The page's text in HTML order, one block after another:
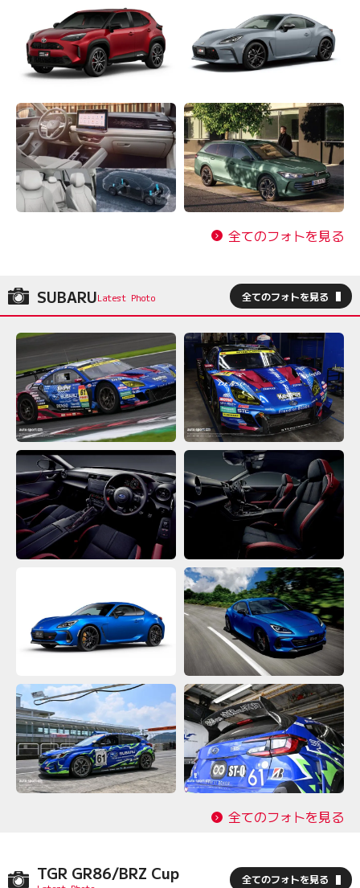
全てのフォトを見る
SUBARU 全てのフォトを見る
全てのフォトを見る
TGR GR86/BRZ Cup 全てのフォトを見る